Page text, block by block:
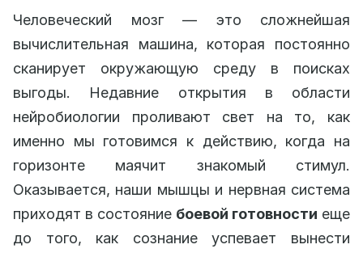
Человеческий мозг — это сложнейшая
вычислительная машина, которая постоянно
сканирует окружающую среду в поисках
выгоды. Недавние открытия в области
нейробиологии проливают свет на то, как
именно мы готовимся к действию, когда на
горизонте маячит знакомый стимул.
Оказывается, наши мышцы и нервная система
приходят в состояние боевой готовности еще
до того, как сознание успевает вынести